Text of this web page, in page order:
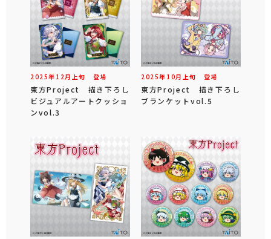
2025年 12 月 上旬 登場
東方Project 描き下ろし
ビジュアルアートクッショ
ンvol.3
2025年 10月 上旬 登場
東方Project 描き下ろし
ブランケットvol.5